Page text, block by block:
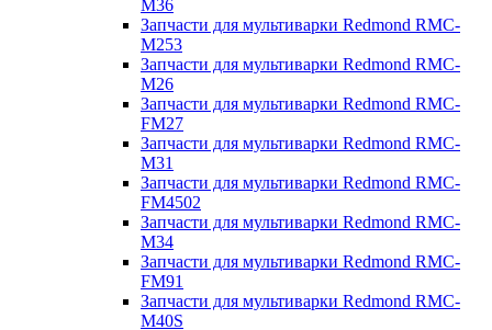
M36
Запчасти для мультиварки Redmond RMC-
M253
Запчасти для мультиварки Redmond RMC-
M26
Запчасти для мультиварки Redmond RMC-
FM27
Запчасти для мультиварки Redmond RMC-
M31
Запчасти для мультиварки Redmond RMC-
FM4502
Запчасти для мультиварки Redmond RMC-
M34
Запчасти для мультиварки Redmond RMC-
FM91
Запчасти для мультиварки Redmond RMC-
M40S